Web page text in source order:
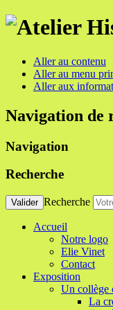
Aller au contenu
Aller au menu
Aller aux
Navigation de
Navigation
Recherche
Valider Recherche
Accueil
Notre logo
Elie Vinet
Contact
Exposition
Un collège
La